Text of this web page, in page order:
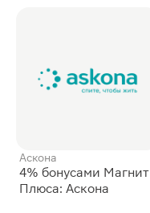
Аскона
4% бонусами Магнит
Плюса: Аскона